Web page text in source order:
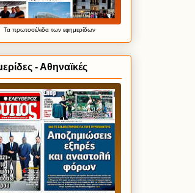
Τα πρωτοσέλιδατων εφημερίδων
- Αθηναϊκές